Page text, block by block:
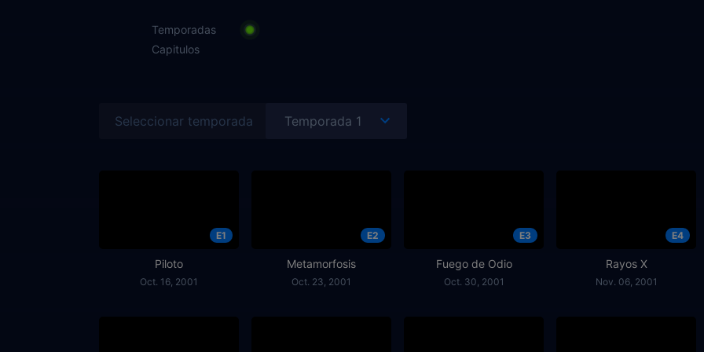
Temporadas
Capitulos
Seleccionar temporada
E1
Piloto
Oct. 16, 2001
E2
Metamorfosis
Oct. 23, 2001
E3
Fuego de Odio
Oct. 30, 2001
E4
Rayos X
Nov. 06, 2001